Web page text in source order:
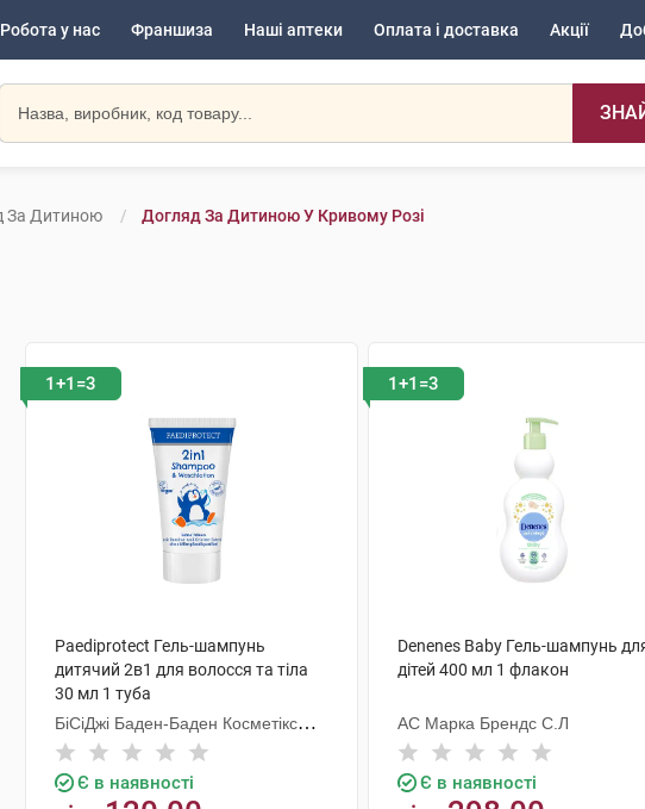
Робота у нас Франшиза Наші аптеки Оплата і доставка Акції
За Дитиною Догляд За Дитиною У Кривому Розі
1+1=3
Paediprotect Гель-шампунь
дитячий 2в1 для волосся та тіла
30 мл 1 туба
БіСіДжі Баден-Баден Косметікс
Груп Гмбх
Є в наявності
1+1=3
Denenes Baby Гель-шампунь
дітей 400 мл 1 флакон
АС Марка Брендс С.Л
Є в наявності